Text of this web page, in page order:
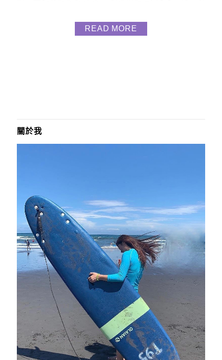
了大享受 (給自己一個SPA) 只能說採耳真的是很專業
舒適的療程 雖然剛開始真的蠻緊張 僅管我盡量放輕鬆
READ MORE
關於我